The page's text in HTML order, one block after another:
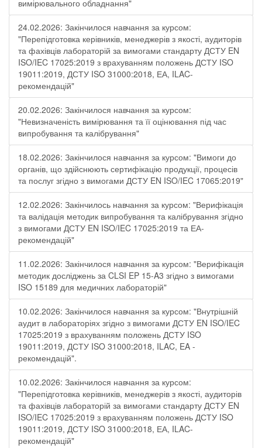
вимірювального обладнання"
24.02.2026: Закінчилося навчання за курсом:
"Перепідготовка керівників, менеджерів з якості, аудиторів
та фахівців лабораторій за вимогами стандарту ДСТУ EN
ISO/IEC 17025:2019 з врахуванням положень ДСТУ ISO
19011:2019, ДСТУ ISO 31000:2018, ЕА, ILAC-
рекомендацій"
20.02.2026: Закінчилося навчання за курсом:
"Невизначеність вимірювання та її оцінювання під час
випробування та калібрування"
18.02.2026: Закінчилося навчання за курсом: "Вимоги до
органів, що здійснюють сертифікацію продукції, процесів
та послуг згідно з вимогами ДСТУ EN ISO/IEC 17065:2019"
12.02.2026: Закінчилось навчання за курсом: "Верифікація
та валідація методик випробування та калібрування згідно
з вимогами ДСТУ EN ISO/IEC 17025:2019 та ЕА-
рекомендацій"
11.02.2026: Закінчилося навчання за курсом: "Верифікація
методик досліджень за CLSI EP 15-A3 згідно з вимогами
ISO 15189 для медичних лабораторій"
10.02.2026: Закінчилося навчання за курсом: "Внутрішній
аудит в лабораторіях згідно з вимогами ДСТУ EN ISO/IEC
17025:2019 з врахуванням положень ДСТУ ISO
19011:2019, ДСТУ ISO 31000:2018, ILAC, EA -
рекомендацій".
10.02.2026: Закінчилося навчання за курсом:
"Перепідготовка керівників, менеджерів з якості, аудиторів
та фахівців лабораторій за вимогами стандарту ДСТУ EN
ISO/IEC 17025:2019 з врахуванням положень ДСТУ ISO
19011:2019, ДСТУ ISO 31000:2018, ЕА, ILAC-
рекомендацій"